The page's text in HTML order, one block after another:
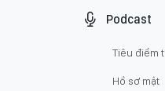
Podcast
Tiêu điểm
Hồ sơ mật